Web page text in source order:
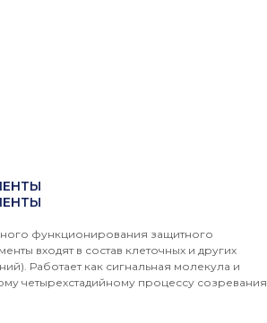
функционирования защитного
входят в состав клеточных и других
Работает как сигнальная молекула и
четырехстадийному процессу созревания